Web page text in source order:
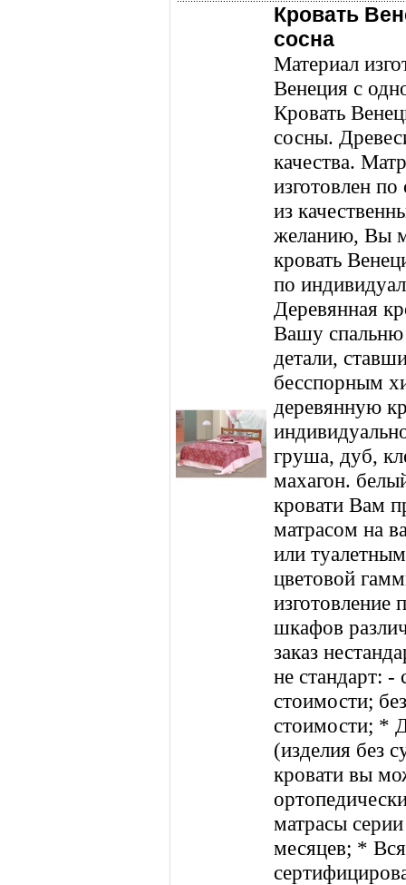
Кровать
сосна
Материал
Венеция с
Кровать
сосны.
качества.
изготовлен
из
желанию, Вы
кровать
по
Деревянная
Вашу
детали,
бесспорным
деревянную
груша, дуб,
махагон.
кровати Вам
матрасом на
или
цветовой
изготовление
шкафов
заказ
не стандарт: -
стоимости;
стоимости; *
(изделия без
кровати вы
матрасы
месяцев; *